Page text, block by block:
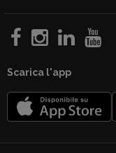
Scarica l'app